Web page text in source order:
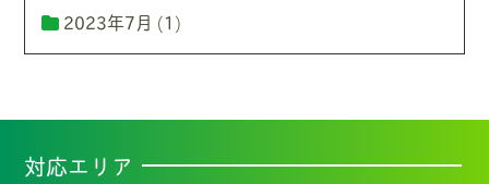
2023年7月 (1)
対応エリア